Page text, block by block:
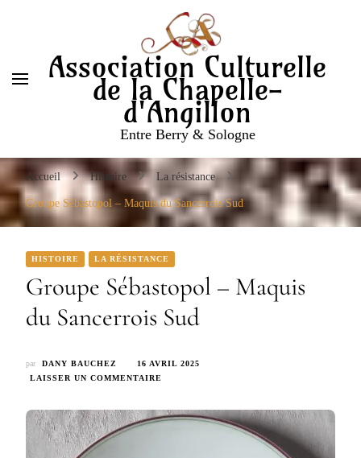
Association Culturelle
de la Chapelle-
d'Angillon
Entre Berry & Sologne
Accueil Histoire La résistance
Groupe Sébastopol – Maquis du Sancerrois Sud
HISTOIRE LA RÉSISTANCE
Groupe Sébastopol – Maquis
du Sancerrois Sud
par DANY BAUCHEZ
16 AVRIL 2025
LAISSER UN COMMENTAIRE
–